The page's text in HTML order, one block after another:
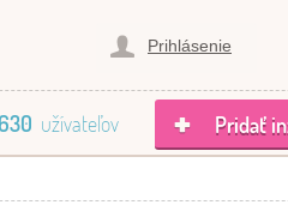
Prihlásenie
Pridať
užívateľov